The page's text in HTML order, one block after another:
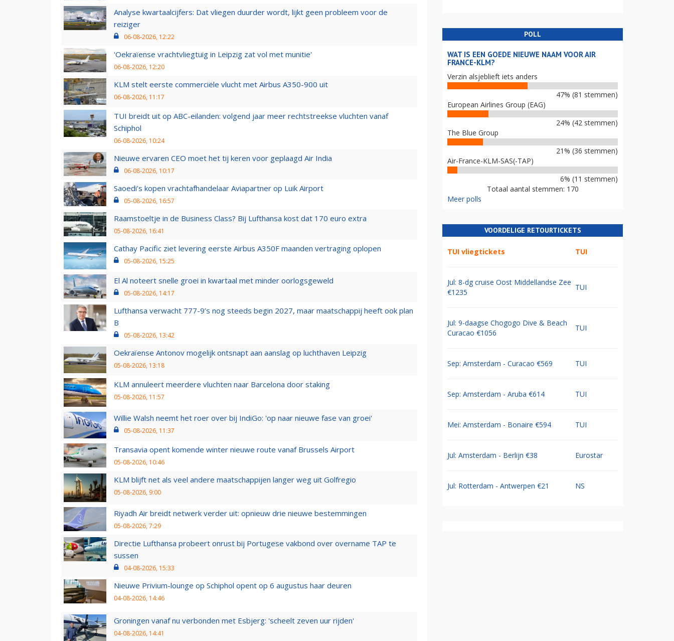
Analyse kwartaalcijfers: Dat vliegen duurder wordt, lijkt geen probleem voor de
reiziger
06-08-2026, 12:22
'Oekraïense vrachtvliegtuig in Leipzig zat vol met munitie'
06-08-2026, 12:20
KLM stelt eerste commerciële vlucht met Airbus A350-900 uit
06-08-2026, 11:17
TUI breidt uit op ABC-eilanden: volgend jaar meer rechtstreekse vluchten vanaf
Schiphol
06-08-2026, 10:24
Nieuwe ervaren CEO moet het tij keren voor geplaagd Air India
06-08-2026, 10:17
Saoedi’s kopen vrachtafhandelaar Aviapartner op Luik Airport
05-08-2026, 16:57
Raamstoeltje in de Business Class? Bij Lufthansa kost dat 170 euro extra
05-08-2026, 16:41
Cathay Pacific ziet levering eerste Airbus A350F maanden vertraging oplopen
05-08-2026, 15:25
El Al noteert snelle groei in kwartaal met minder oorlogsgeweld
05-08-2026, 14:17
Lufthansa verwacht 777-9’s nog steeds begin 2027, maar maatschappij heeft ook plan
B
05-08-2026, 13:42
Oekraïense Antonov mogelijk ontsnapt aan aanslag op luchthaven Leipzig
05-08-2026, 13:18
KLM annuleert meerdere vluchten naar Barcelona door staking
05-08-2026, 11:57
Willie Walsh neemt het roer over bij IndiGo: 'op naar nieuwe fase van groei'
05-08-2026, 11:37
Transavia opent komende winter nieuwe route vanaf Brussels Airport
05-08-2026, 10:46
KLM blijft net als veel andere maatschappijen langer weg uit Golfregio
05-08-2026, 9:00
Riyadh Air breidt netwerk verder uit: opnieuw drie nieuwe bestemmingen
05-08-2026, 7:29
Directie Lufthansa probeert onrust bij Portugese vakbond over overname TAP te
sussen
04-08-2026, 15:33
Nieuwe Privium-lounge op Schiphol opent op 6 augustus haar deuren
04-08-2026, 14:46
Groningen vanaf nu verbonden met Esbjerg: 'scheelt zeven uur rijden'
04-08-2026, 14:41
POLL
WAT IS EEN GOEDE NIEUWE NAAM VOOR AIR
FRANCE-KLM?
Verzin alsjeblieft iets anders
47% (81 stemmen)
European Airlines Group (EAG)
24% (42 stemmen)
The Blue Group
21% (36 stemmen)
Air-France-KLM-SAS(-TAP)
6% (11 stemmen)
Totaal aantal stemmen: 170
Meer polls
VOORDELIGE RETOURTICKETS
TUI vliegtickets TUI
Jul: 8-dg cruise Oost Middellandse Zee
€1235
TUI
Jul: 9-daagse Chogogo Dive & Beach
Curacao €1056
TUI
Sep: Amsterdam - Curacao €569 TUI
Sep: Amsterdam - Aruba €614 TUI
Mei: Amsterdam - Bonaire €594 TUI
Jul: Amsterdam - Berlijn €38 Eurostar
Jul: Rotterdam - Antwerpen €21 NS